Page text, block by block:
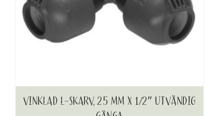
VINKLAD L-SKARV, 25 MM X 1/2″ UTVÄNDIG